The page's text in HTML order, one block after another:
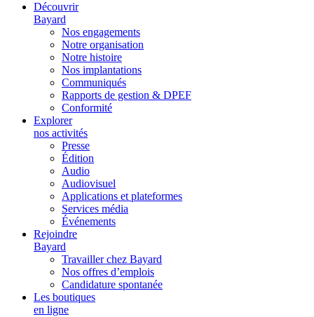
Découvrir
Bayard
Nos engagements
Notre organisation
Notre histoire
Nos implantations
Communiqués
Rapports de gestion & DPEF
Conformité
Explorer
nos activités
Presse
Édition
Audio
Audiovisuel
Applications et plateformes
Services média
Événements
Rejoindre
Bayard
Travailler chez Bayard
Nos offres d’emplois
Candidature spontanée
Les boutiques
en ligne